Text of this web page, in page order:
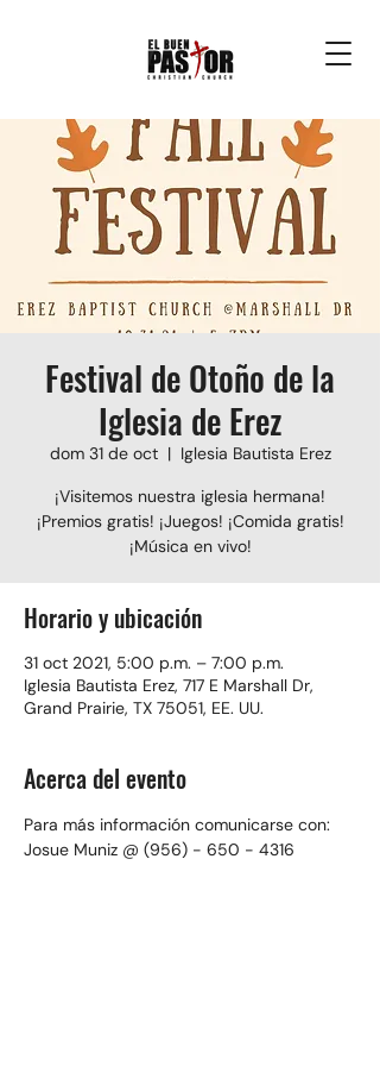
Festival de Otoño de la
Iglesia de Erez
dom 31 de oct
  |
Iglesia Bautista Erez
¡Visitemos nuestra iglesia hermana!
¡Premios gratis! ¡Juegos! ¡Comida gratis!
¡Música en vivo!
Horario y ubicación
31 oct 2021, 5:00 p.m. – 7:00 p.m.
Iglesia Bautista Erez, 717 E Marshall Dr,
Grand Prairie, TX 75051, EE. UU.
Acerca del evento
Para más información comunicarse con:
Josue Muniz @ (956) - 650 - 4316